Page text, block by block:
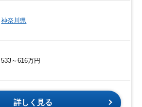
神奈川県
533～616万円
詳しく見る